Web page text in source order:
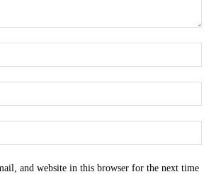
and website in this browser for the next time